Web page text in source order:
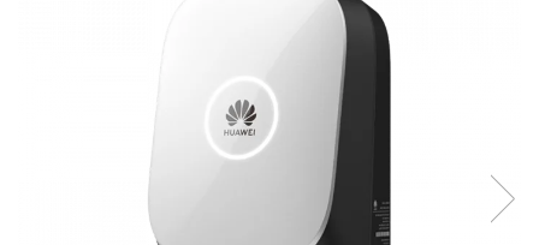
Redresoare auto, moto, barci si